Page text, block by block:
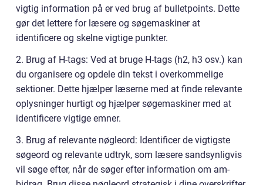
vigtig information på er ved brug af bulletpoints. Dette
gør det lettere for læsere og søgemaskiner at
identificere og skelne vigtige punkter.
2. Brug af H-tags: Ved at bruge H-tags (h2, h3 osv.) kan
du organisere og opdele din tekst i overkommelige
sektioner. Dette hjælper læserne med at finde relevante
oplysninger hurtigt og hjælper søgemaskiner med at
identificere vigtige emner.
3. Brug af relevante nøgleord: Identificer de vigtigste
søgeord og relevante udtryk, som læsere sandsynligvis
vil søge efter, når de søger efter information om am-